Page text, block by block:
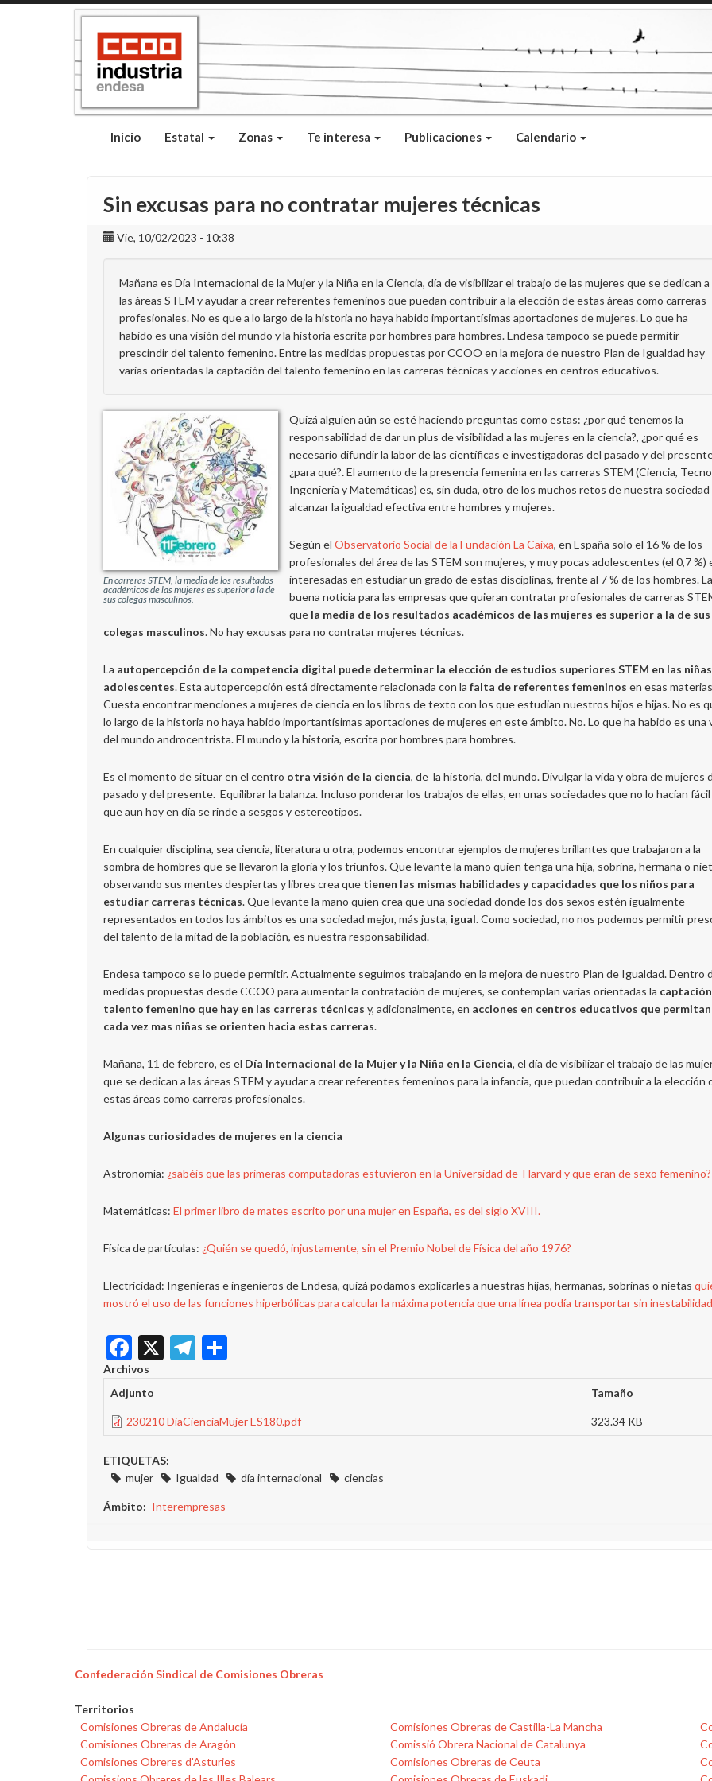
Inicio Estatal Zonas Te interesa Publicaciones Calendario
Sin excusas para no contratar mujeres técnicas
Vie, 10/02/2023 - 10:38
Mañana es Día Internacional de la Mujer y la Niña en la Ciencia, día de visibilizar el trabajo de las mujeres que se dedican a
las áreas STEM y ayudar a crear referentes femeninos que puedan contribuir a la elección de estas áreas como carreras
profesionales. No es que a lo largo de la historia no haya habido importantísimas aportaciones de mujeres. Lo que ha
habido es una visión del mundo y la historia escrita por hombres para hombres. Endesa tampoco se puede permitir
prescindir del talento femenino. Entre las medidas propuestas por CCOO en la mejora de nuestro Plan de Igualdad hay
varias orientadas la captación del talento femenino en las carreras técnicas y acciones en centros educativos.
En carreras STEM, la media de los resultados
académicos de las mujeres es superior a la de
sus colegas masculinos.
Quizá alguien aún se esté haciendo preguntas como estas: ¿por qué tenemos la
responsabilidad de dar un plus de visibilidad a las mujeres en la ciencia?, ¿por qué es
necesario difundir la labor de las científicas e investigadoras del pasado y del
¿para qué?.El aumento de la presencia femenina en las carreras STEM (Ciencia,
Ingeniería y Matemáticas) es, sin duda, otro de los muchos retos de nuestra sociedad
alcanzar la igualdad efectiva entre hombres y mujeres.
Según el Observatorio Social de la Fundación La Caixa, en España solo el 16 % de los
profesionales del área de las STEM son mujeres, y muy pocas adolescentes (el 0,7 %)
interesadas en estudiar un grado de estas disciplinas, frente al 7 % de los hombres. La
buena noticia para las empresas que quieran contratar profesionales de carreras
que la media de los resultados académicos de las mujeres es superior a la de sus
colegas masculinos. No hay excusas para no contratar mujeres técnicas.
La autopercepción de la competencia digital puede determinar la elección de estudios superiores STEM en las
adolescentes. Esta autopercepción está directamente relacionada con la falta de referentes femeninos en esas
Cuesta encontrar menciones a mujeres de ciencia en los libros de texto con los que estudian nuestros hijos e hijas. No es
lo largo de la historia no haya habido importantísimas aportaciones de mujeres en este ámbito. No. Lo que ha habido es una
del mundo androcentrista. El mundo y la historia, escrita por hombres para hombres.
Es el momento de situar en el centro otra visión de la ciencia, de la historia, del mundo. Divulgar la vida y obra de mujeres
pasado y del presente. Equilibrar la balanza. Incluso ponderar los trabajos de ellas, en unas sociedades que no lo hacían
que aun hoy en día se rinde a sesgos y estereotipos.
En cualquier disciplina, sea ciencia, literatura u otra, podemos encontrar ejemplos de mujeres brillantes que trabajaron a la
sombra de hombres que se llevaron la gloria y los triunfos. Que levante la mano quien tenga una hija, sobrina, hermana o
observando sus mentes despiertas y libres crea que tienen las mismas habilidades y capacidades que los niños para
estudiar carreras técnicas. Que levante la mano quien crea que una sociedad donde los dos sexos estén igualmente
representados en todos los ámbitos es una sociedad mejor, más justa, igual. Como sociedad, no nos podemos permitir
del talento de la mitad de la población, es nuestra responsabilidad.
Endesa tampoco se lo puede permitir. Actualmente seguimos trabajando en la mejora de nuestro Plan de Igualdad. Dentro
medidas propuestas desde CCOO para aumentar la contratación de mujeres, se contemplan varias orientadas la
talento femenino que hay en las carreras técnicas y, adicionalmente, en acciones en centros educativos que
cada vez mas niñas se orienten hacia estas carreras.
Mañana, 11 de febrero, es el Día Internacional de la Mujer y la Niña en la Ciencia, el día de visibilizar el trabajo de las
que se dedican a las áreas STEM y ayudar a crear referentes femeninos para la infancia, que puedan contribuir a la elección
estas áreas como carreras profesionales.
Algunas curiosidades de mujeres en la ciencia
Astronomía: ¿sabéis que las primeras computadoras estuvieron en la Universidad de Harvard y que eran de sexo femenino?
Matemáticas: El primer libro de mates escrito por una mujer en España, es del siglo XVIII.
Física de partículas: ¿Quién se quedó, injustamente, sin el Premio Nobel de Física del año 1976?
Electricidad: Ingenieras e ingenieros de Endesa, quizá podamos explicarles a nuestras hijas, hermanas, sobrinas o nietas
mostró el uso de las funciones hiperbólicas para calcular la máxima potencia que una línea podía transportar sin inestabilidad
Facebook
X Telegram
Archivos
Adjunto
Tamaño
230210 DiaCienciaMujer ES180.pdf 323.34 KB
ETIQUETAS:
mujer
Igualdad día internacional ciencias
Ámbito Interempresas
Confederación Sindical de Comisiones Obreras
Territorios
Comisiones Obreras de Andalucía
Comisiones Obreras de Aragón
Comisiones Obreres d'Asturies
Comisiones Obreras de Castilla-La Mancha
Comissió Obrera Nacional de Catalunya
Comisiones Obreras de Ceuta